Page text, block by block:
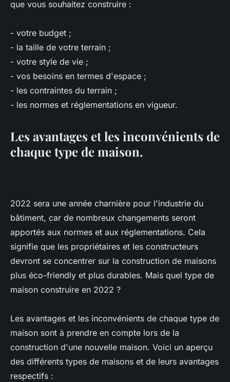
que vous souhaitez construire :
- votre budget ;
- la taille de votre terrain ;
- votre style de vie ;
- vos besoins en termes d'espace ;
- les contraintes du terrain ;
- les normes et réglementations en vigueur.
Les avantages et les inconvénients de
chaque type de maison.
2022 sera une année charnière pour l'industrie du
bâtiment, car de nombreux changements seront
apportés aux normes et aux réglementations. Cela
signifie que les propriétaires et les constructeurs
devront se concentrer sur la construction de maisons
plus éco-friendly et plus durables. Mais quel type de
maison construire en 2022 ?
Les avantages et les inconvénients de chaque type de
maison sont à prendre en compte lors de la
construction d'une nouvelle maison. Voici un aperçu
des différents types de maisons et de leurs avantages
respectifs :